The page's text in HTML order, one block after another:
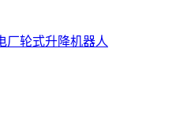
厂轮式升降机器人